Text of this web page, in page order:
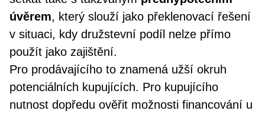
úvěrem, který slouží jako překlenovací řešení
v situaci, kdy družstevní podíl nelze přímo
použít jako zajištění.
Pro prodávajícího to znamená užší okruh
potenciálních kupujících. Pro kupujícího
nutnost dopředu ověřit možnosti financování u